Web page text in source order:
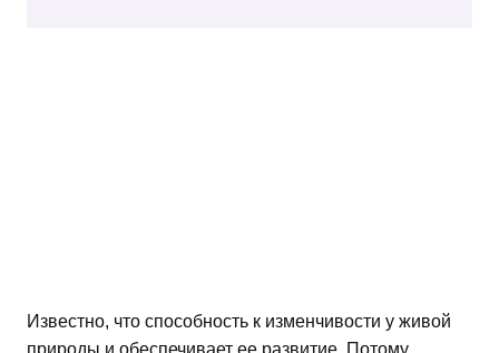
Известно, что способность к изменчивости у живой
природы и обеспечивает ее развитие. Потому